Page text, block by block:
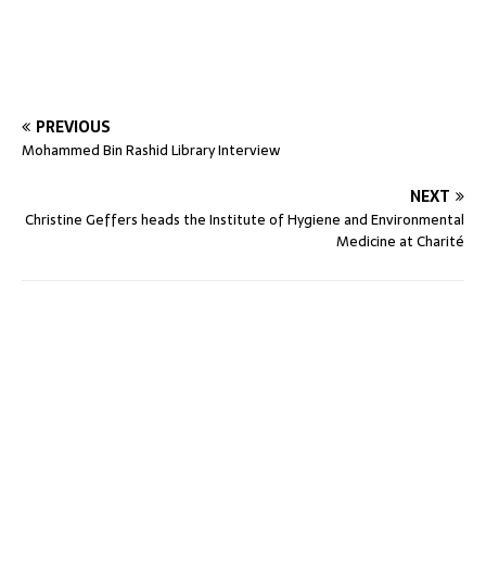
PREVIOUS
Mohammed Bin Rashid Library Interview
NEXT
Christine Geffers heads the Institute of Hygiene and Environmental
Medicine at Charité